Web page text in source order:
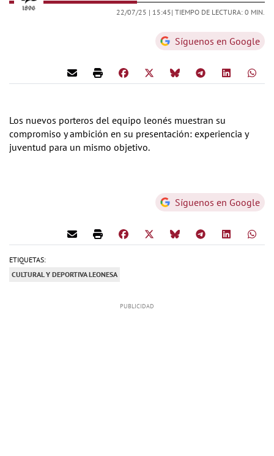
22/07/25 | 15:45| TIEMPO DE LECTURA: 0 MIN.
Síguenos en Google
Los nuevos porteros del equipo leonés muestran su
compromiso y ambición en su presentación: experiencia y
juventud para un mismo objetivo.
Síguenos en Google
ETIQUETAS:
CULTURAL Y DEPORTIVA LEONESA